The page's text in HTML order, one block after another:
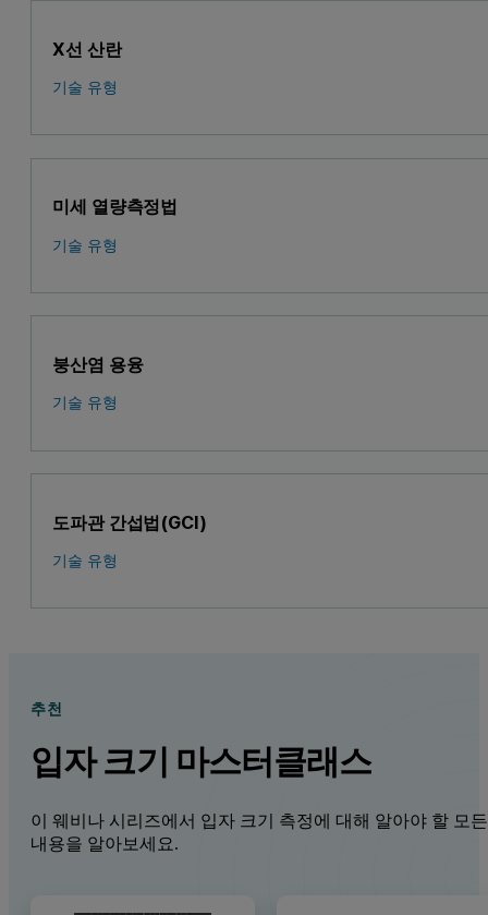
X선 산란
기술 유형
미세 열량측정법
기술 유형
붕산염 용융
기술 유형
도파관 간섭법(GCI)
기술 유형
추천
입자 크기 마스터클래스
이 웨비나 시리즈에서 입자 크기 측정에 대해 알아야 할 모든
내용을 알아보세요.